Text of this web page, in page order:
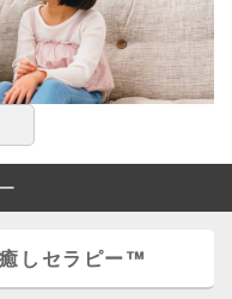
しセラピー™